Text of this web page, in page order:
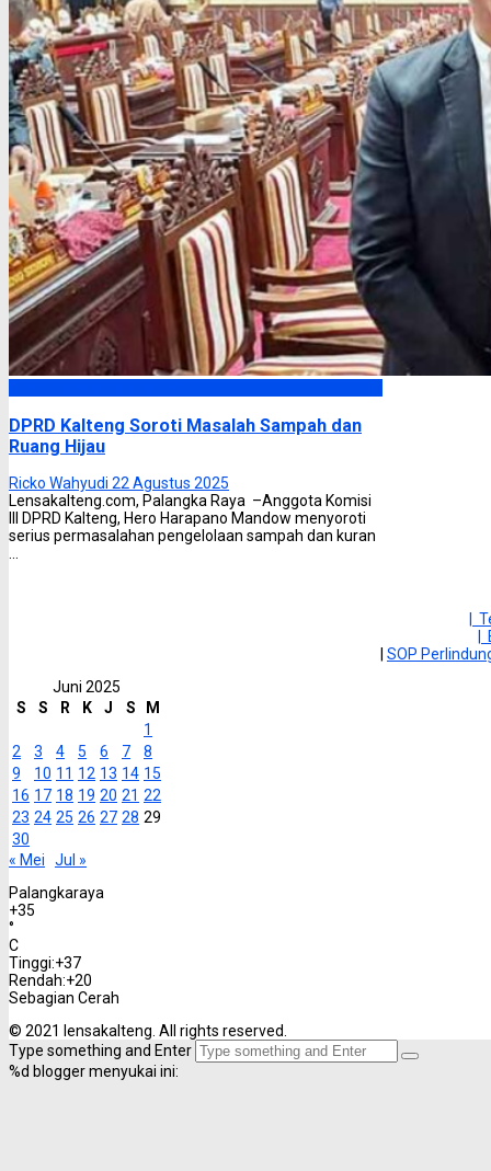
DPRD Kalteng Soroti Masalah Sampah dan
Ruang Hijau
Ricko Wahyudi 22 Agustus 2025
Lensakalteng.com, Palangka Raya –Anggota Komisi
III DPRD Kalteng, Hero Harapano Mandow menyoroti
serius permasalahan pengelolaan sampah dan kuran
|
SOP
Juni 2025
S
S R K J S
M
1
2
3 4 5 6 7
8
9
10 11 12 13 14 15
16 17 18 19 20 21 22
23 24 25 26 27 28 29
30
« Mei
Jul »
Palangkaraya
+35
°
C
Tinggi:+37
Rendah:+20
Sebagian Cerah
© 2021 lensakalteng. All rights reserved.
Type something and Enter
%d blogger menyukai ini: